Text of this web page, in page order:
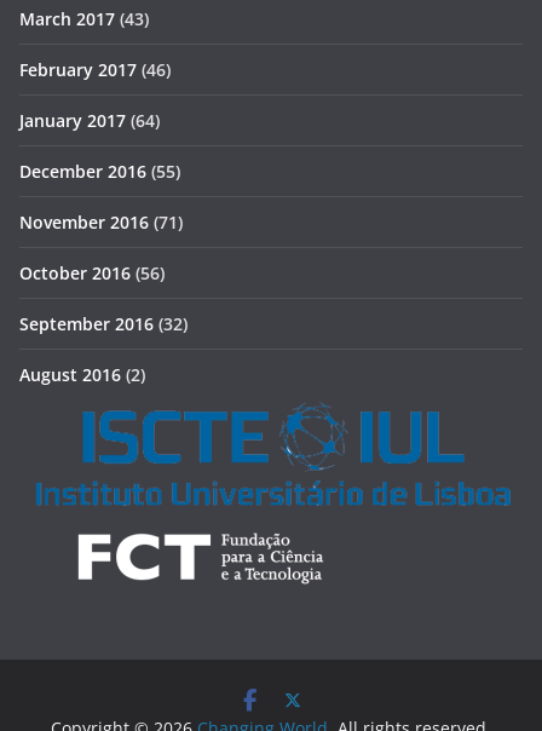
March 2017 (43)
February 2017 (46)
January 2017 (64)
December 2016 (55)
November 2016 (71)
October 2016 (56)
September 2016 (32)
August 2016 (2)